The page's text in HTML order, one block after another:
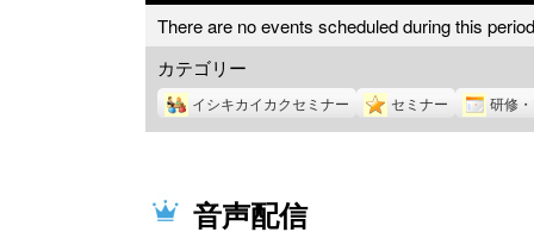
There are no events scheduled during this
カテゴリー
イシキカイカクセミナー セミナー 研修
音声配信